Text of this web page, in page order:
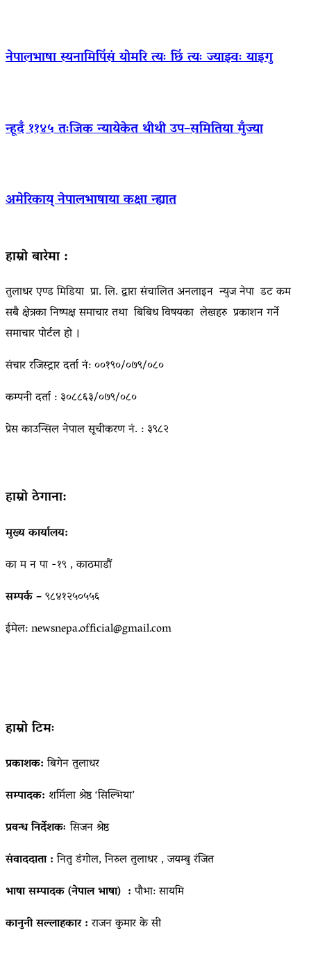
नेपालभाषा स्यनामिपिंसं योमरि त्यः छिं त्यः ज्याझ्वः याइगु
न्हूदँ ११४५ तःजिक न्यायेकेत थीथी उप–समितिया मुँज्या
अमेरिकाय् नेपालभाषाया कक्षा न्ह्यात
हाम्रो बारेमा :
तुलाधर एण्ड मिडिया प्रा. लि. द्वारा संचालित अनलाइन न्युज नेपा डट कम
सबै क्षेत्रका निष्पक्ष समाचार तथा बिबिध विषयका लेखहरु प्रकाशन गर्ने
समाचार पोर्टल हो ।
संचार रजिस्ट्रार दर्ता नं: ००१९०/०७९/०८०
कम्पनी दर्ता : ३०८८६३/०७९/०८०
प्रेस काउन्सिल नेपाल सूचीकरण नं. : ३९८२
हाम्रो ठेगाना:
मुख्य कार्यालय:
का म न पा -१९ , काठमाडौं
सम्पर्क –९८४१२५०५५६
ईमेल: newsnepa.official@gmail.com
हाम्रो टिमः
प्रकाशक:बिगेन तुलाधर
सम्पादक: शर्मिला श्रेष्ठ ‘सिल्भिया’
प्रवन्ध निर्देशकःसिजन श्रेष्ठ
संवाददाता :नितु डंगोल, निरुल तुलाधर , जयम्बु रंजित
भाषा सम्पादक (नेपाल भाषा) :पौभा: सायमि
कानुनी सल्लाहकार :राजन कुमार के सी